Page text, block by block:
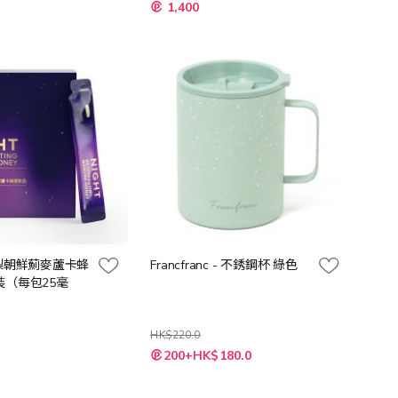
殊 1,400
鮮薊麥蘆卡蜂
（每包25毫
Francfranc - 不銹鋼杯 綠色
HK$220.0
特
殊 200+HK$180.0